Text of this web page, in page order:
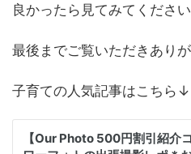
良かったら見てみてください
最後までご覧いただきあり
子育ての人気記事はこちら↓